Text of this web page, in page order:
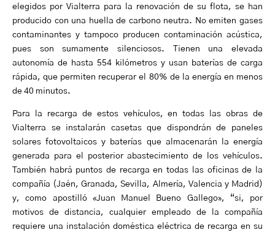
elegidos por Vialterra para la renovación de su flota, se han
producido con una huella de carbono neutra. No emiten gases
contaminantes y tampoco producen contaminación acústica,
pues son sumamente silenciosos. Tienen una elevada
autonomía de hasta 554 kilómetros y usan baterías de carga
rápida, que permiten recuperar el 80% de la energía en menos
de 40 minutos.
Para la recarga de estos vehículos, en todas las obras de
Vialterra se instalarán casetas que dispondrán de paneles
solares fotovoltaicos y baterías que almacenarán la energía
generada para el posterior abastecimiento de los vehículos.
También habrá puntos de recarga en todas las oficinas de la
compañía (Jaén, Granada, Sevilla, Almería, Valencia y Madrid)
y, como apostilló «Juan Manuel Bueno Gallego», “si, por
motivos de distancia, cualquier empleado de la compañía
requiere una instalación doméstica eléctrica de recarga en su